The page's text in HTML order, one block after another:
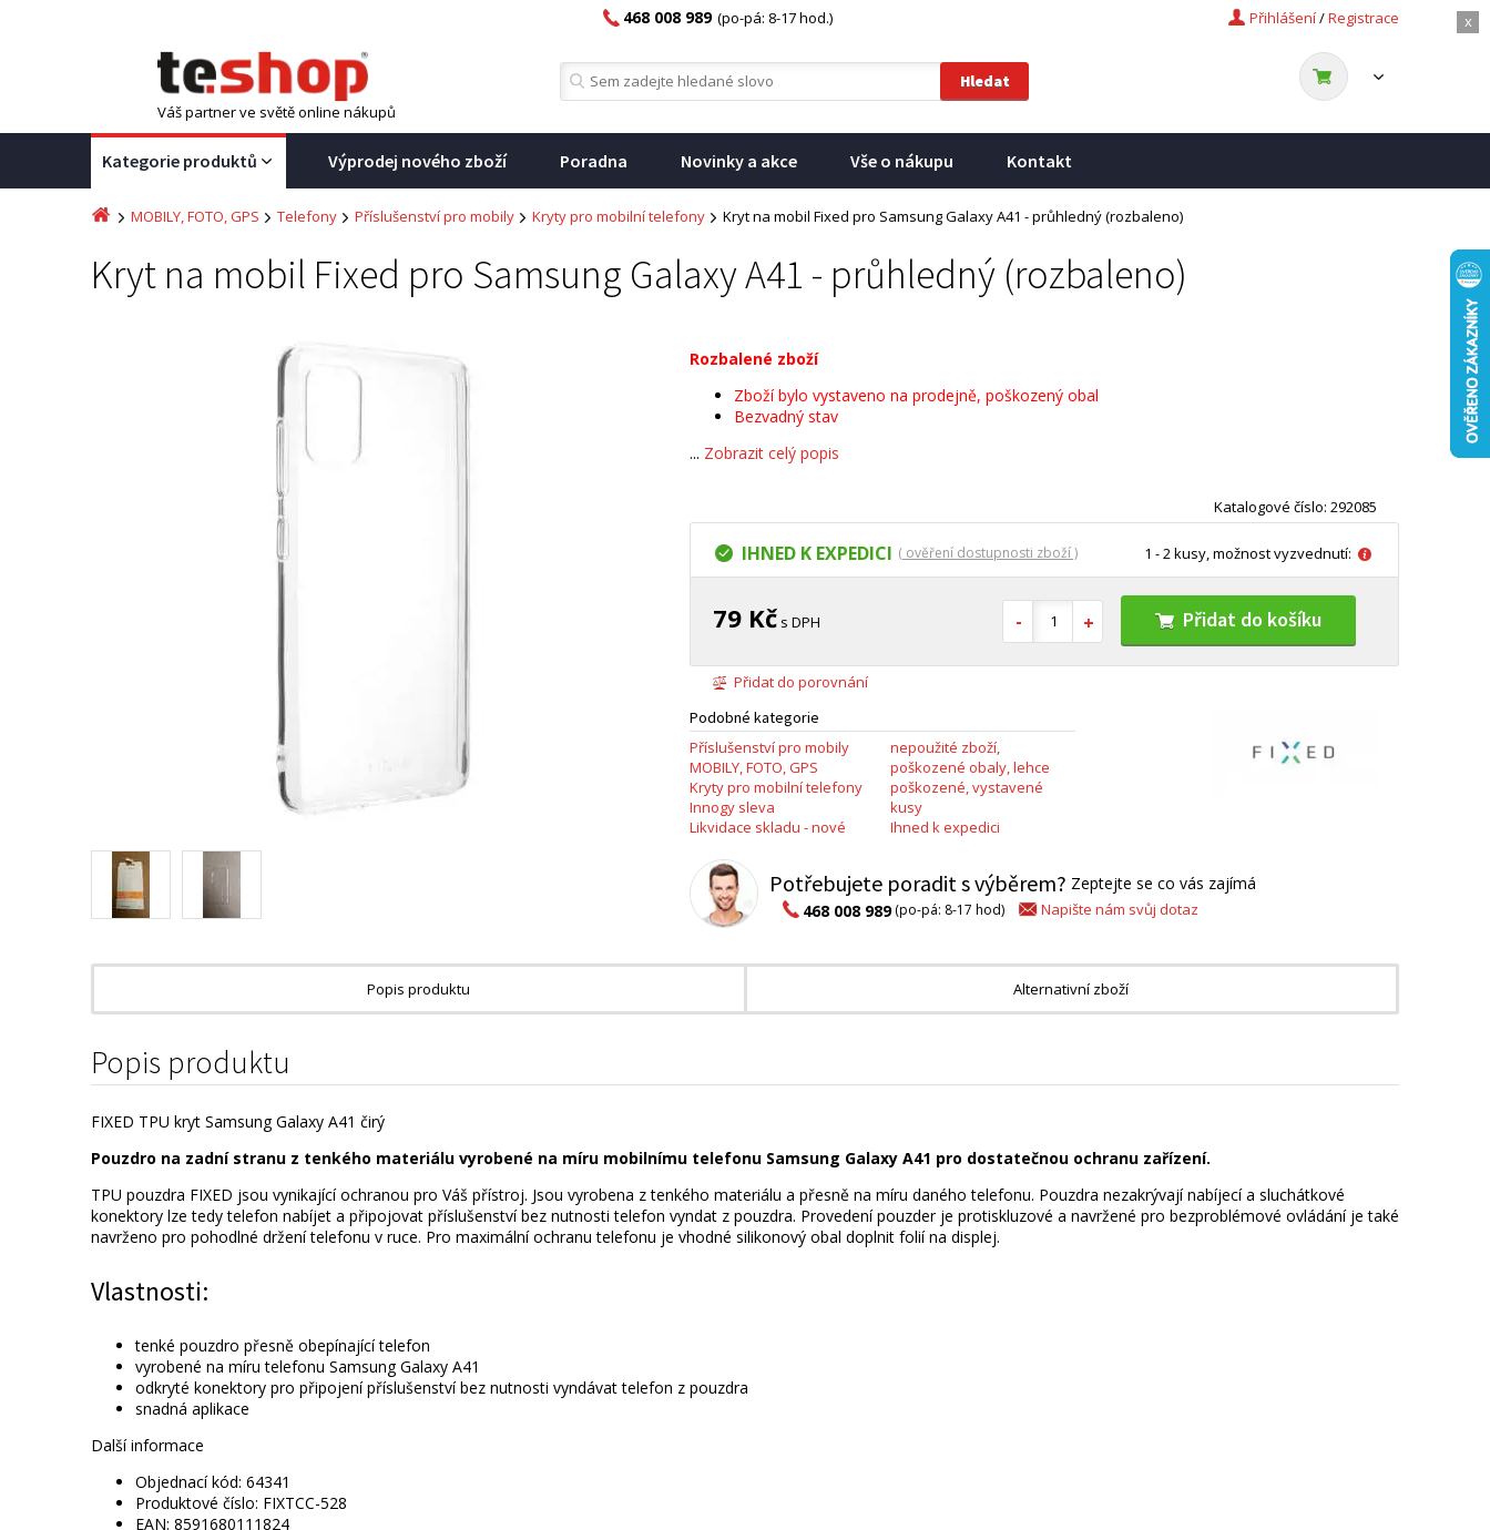
x
Registrace
/
Přihlášení
468 008 989 (po-pá: 8-17 hod.)
Váš partner ve světě online nákupů
Kategorie produktů Výprodej nového zboží Poradna Novinky a akce Vše o nákupu Kontakt
MOBILY, FOTO, GPS Telefony Příslušenství pro mobily Kryty pro mobilní telefony Kryt na mobil Fixed pro Samsung Galaxy A41 - průhledný (rozbaleno)
Kryt na mobil Fixed pro Samsung Galaxy A41 - průhledný (rozbaleno)
Rozbalené zboží
Zboží bylo vystaveno na prodejně, poškozený obal
Bezvadný stav
... Zobrazit celý popis
Katalogové číslo: 292085
IHNED K EXPEDICI ( ověření dostupnosti zboží ) 1 - 2 kusy, možnost vyzvednutí:
79 Kč s DPH Přidat do košíku
Přidat do porovnání
Podobné kategorie
Příslušenství pro mobily
MOBILY, FOTO, GPS
Kryty pro mobilní telefony
Innogy sleva
Likvidace skladu - nové
nepoužité zboží,
poškozené obaly, lehce
poškozené, vystavené
kusy
Ihned k expedici
Potřebujete poradit s výběrem? Zeptejte se co vás zajímá
468 008 989(po-pá: 8-17 hod) Napište nám svůj dotaz
Popis produktu Alternativní zboží
Popis produktu
FIXED TPU kryt Samsung Galaxy A41 čirý
Pouzdro na zadní stranu z tenkého materiálu vyrobené na míru mobilnímu telefonu Samsung Galaxy A41 pro dostatečnou ochranu zařízení.
TPU pouzdra FIXED jsou vynikající ochranou pro Váš přístroj. Jsou vyrobena z tenkého materiálu a přesně na míru daného telefonu. Pouzdra nezakrývají nabíjecí a sluchátkové
konektory lze tedy telefon nabíjet a připojovat příslušenství bez nutnosti telefon vyndat z pouzdra. Provedení pouzder je protiskluzové a navržené pro bezproblémové ovládání je také
navrženo pro pohodlné držení telefonu v ruce. Pro maximální ochranu telefonu je vhodné silikonový obal doplnit folií na displej.
Vlastnosti:
tenké pouzdro přesně obepínající telefon
vyrobené na míru telefonu Samsung Galaxy A41
odkryté konektory pro připojení příslušenství bez nutnosti vyndávat telefon z pouzdra
snadná aplikace
Další informace
Objednací kód: 64341
Produktové číslo: FIXTCC-528
EAN: 8591680111824